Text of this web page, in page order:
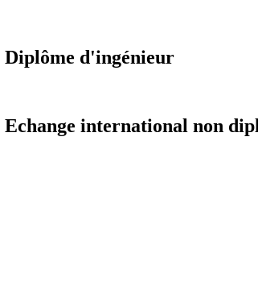
Diplôme d'ingénieur
Echange international non